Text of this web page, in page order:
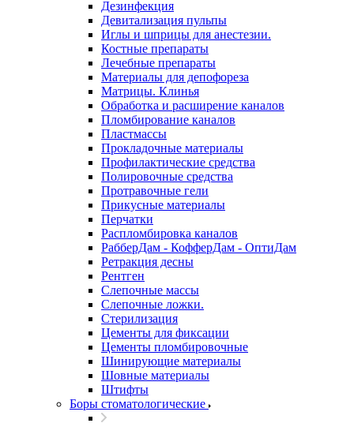
Дезинфекция
Девитализация пульпы
Иглы и шприцы для анестезии.
Костные препараты
Лечебные препараты
Материалы для депофореза
Матрицы. Клинья
Обработка и расширение каналов
Пломбирование каналов
Пластмассы
Прокладочные материалы
Профилактические средства
Полировочные средства
Протравочные гели
Прикусные материалы
Перчатки
Распломбировка каналов
РабберДам - КофферДам - ОптиДам
Ретракция десны
Рентген
Слепочные массы
Слепочные ложки.
Стерилизация
Цементы для фиксации
Цементы пломбировочные
Шинирующие материалы
Шовные материалы
Штифты
Боры стоматологические